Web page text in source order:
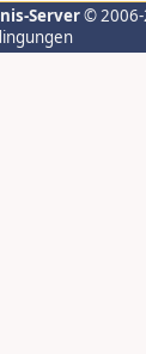
Server© 2006-